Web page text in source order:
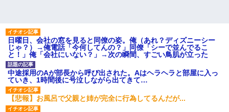
日曜日、会社の窓を見ると同僚の姿。俺（あれ？ディズニーシー
じゃ？）→俺電話「今何してんの？」同僚「シーで並んでるこ
と！」俺「会社にいない？」→次の瞬間、すごい鳥肌が立った
中途採用のAが部長から呼び出された。Aはヘラヘラと部屋に入っ
ていき、1時間後に号泣しながら出てきて…
【悲報】お風呂で父親と姉が完全に行為してるんだが...